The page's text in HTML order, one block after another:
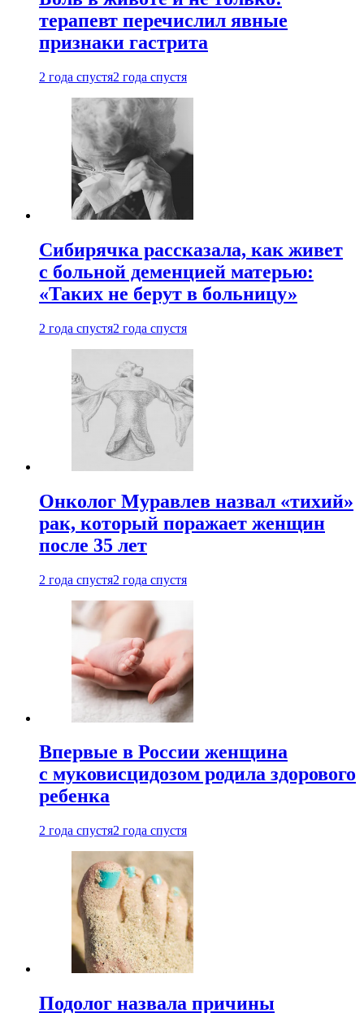
терапевт перечислил явные
признаки гастрита
2 года спустя2 года спустя
Сибирячка рассказала, как живет
с больной деменцией матерью:
«Таких не берут в больницу»
2 года спустя2 года спустя
Онколог Муравлев назвал «тихий»
рак, который поражает женщин
после 35 лет
2 года спустя2 года спустя
Впервые в России женщина
с муковисцидозом родила здорового
ребенка
2 года спустя2 года спустя
Подолог назвала причины